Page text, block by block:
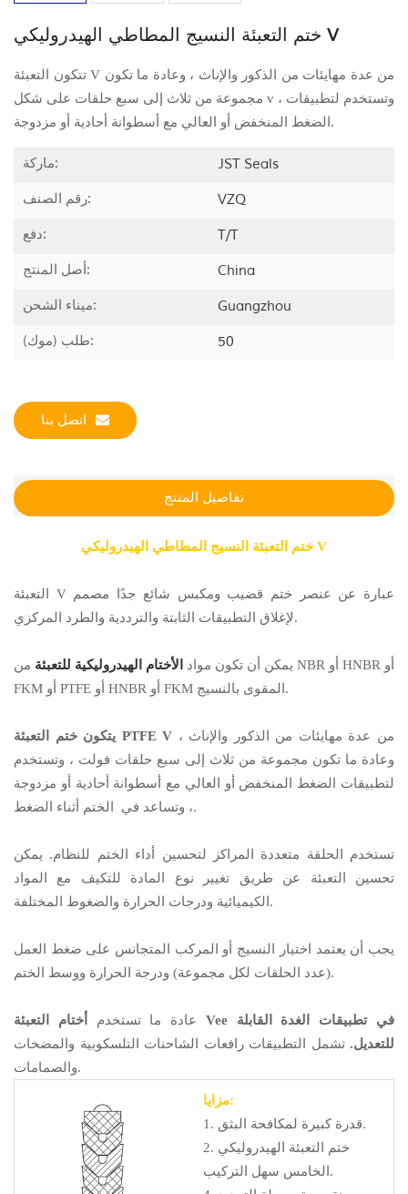
ختم التعبئة النسيج المطاطي الهيدروليكي V
تتكون التعبئة V من عدة مهايئات من الذكور والإناث ، وعادة ما تكون
مجموعة من ثلاث إلى سبع حلقات على شكل v ، وتستخدم لتطبيقات
الضغط المنخفض أو العالي مع أسطوانة أحادية أو مزدوجة.
ماركة:
JST Seals
رقم الصنف:
VZQ
دفع:
T/T
أصل المنتج:
China
ميناء الشحن:
Guangzhou
طلب (موك):
50
اتصل بنا
تفاصيل المنتج
ختم التعبئة النسيج المطاطي الهيدروليكي V
التعبئة V عبارة عن عنصر ختم قضيب ومكبس شائع جدًا مصمم
لإغلاق التطبيقات الثابتة والترددية والطرد المركزي.
يمكن أن تكون مواد الأختام الهيدروليكية للتعبئة من NBR أو HNBR أو
FKM أو PTFE أو HNBR أو FKM المقوى بالنسيج.
يتكون ختم التعبئة PTFE V
وعادة ما تكون مجموعة من ثلاث إلى سبع حلقات فولت ، وتستخدم
لتطبيقات الضغط المنخفض أو العالي مع أسطوانة أحادية أو مزدوجة
، وتساعد فيالختم أثناء الضغط.
تستخدم الحلقة متعددة المراكز لتحسين أداء الختم للنظام. يمكن
تحسين التعبئة عن طريق تغيير نوع المادة للتكيف مع المواد
الكيميائية ودرجات الحرارة والضغوط المختلفة.
يجب أن يعتمد اختيار النسيج أو المركب المتجانس على ضغط العمل
(عدد الحلقات لكل مجموعة) ودرجة الحرارة ووسط الختم.
عادة ما تستخدم
أختام التعبئة Vee في تطبيقات الغدة القابلة
للتعديل.تشمل التطبيقات رافعات الشاحنات التلسكوبية والمضخات
والصمامات.
مزايا:
1. قدرة كبيرة لمكافحة البثق.
2. ختم التعبئة الهيدروليكي
الخامس سهل التركيب.